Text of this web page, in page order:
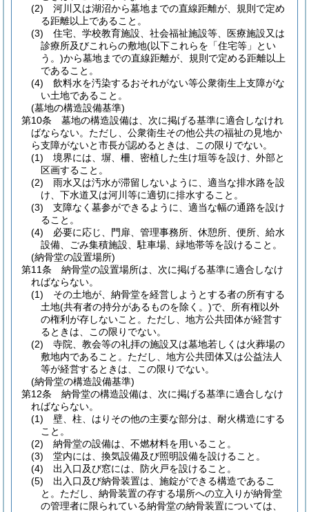
(2)
河川又は湖沼から墓地までの直線距離が、規則で定め
る距離以上であること。
(3)
住宅、学校教育施設、社会福祉施設等、医療施設又は
診療所及びこれらの敷地(以下これらを「住宅等」とい
う。)から墓地までの直線距離が、規則で定める距離以上
であること。
(4)
飲料水を汚染するおそれがない等公衆衛生上支障がな
い土地であること。
(墓地の構造設備基準)
第10条
墓地の構造設備は、次に掲げる基準に適合しなけれ
ばならない。 ただし、公衆衛生その他公共の福祉の見地か
ら支障がないと市長が認めるときは、この限りでない。
(1)
境界には、塀、柵、密植した生け垣等を設け、外部と
区画すること。
(2)
雨水又は汚水が滞留しないように、適当な排水路を設
け、下水道又は河川等に適切に排水すること。
(3)
支障なく墓参ができるように、適当な幅の通路を設け
ること。
(4)
必要に応じ、門扉、管理事務所、休憩所、便所、給水
設備、ごみ集積施設、駐車場、緑地帯等を設けること。
(納骨堂の設置場所)
第11条
納骨堂の設置場所は、次に掲げる基準に適合しなけ
ればならない。
(1)
その土地が、納骨堂を経営しようとする者の所有する
土地(共有者の持分があるものを除く。)で、所有権以外
の権利が存しないこと。 ただし、地方公共団体が経営す
るときは、この限りでない。
(2)
寺院、教会等の礼拝の施設又は墓地若しくは火葬場の
敷地内であること。 ただし、地方公共団体又は公益法人
等が経営するときは、この限りでない。
(納骨堂の構造設備基準)
第12条
納骨堂の構造設備は、次に掲げる基準に適合しなけ
ればならない。
(1)
壁、柱、はりその他の主要な部分は、耐火構造にする
こと。
(2)
納骨堂の設備は、不燃材料を用いること。
(3)
堂内には、換気設備及び照明設備を設けること。
(4)
出入口及び窓には、防火戸を設けること。
(5)
出入口及び納骨装置は、施錠ができる構造であるこ
と。 ただし、納骨装置の存する場所への立入りが納骨堂
の管理者に限られている納骨堂の納骨装置については、